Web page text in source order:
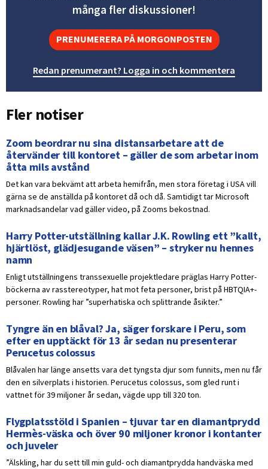
många fler diskussioner!
PRENUMERERA PÅ MORGONPOSTEN
Redan prenumerant? Logga in och kommentera
Fler notiser
Zoom beordrar nu sina distansarbetare att de
återvänder till kontoret – gäller de som arbetar inom
åtta mils avstånd
Det kan vara bekvämt att arbeta hemifrån, men stora företag i USA vill
gärna se de anställda på kontoret då och då. Samtidigt tar Microsoft
marknadsandelar vad gäller video, på Zooms bekostnad.
Harry Potter-utställning kallar J.K. Rowling ett ”kallt,
hjärtlöst, glädjesugande väsen” – stryker nu hennes
namn
Enligt utställningens transsexuelle projektledare präglas Harry Potter-
böckerna av rasstereotyper, hat mot feta personer, brist på HBTQIA+-
personer. Rowling har ”superhatiska och splittrande åsikter.”
Tyngre än en blåval? Ja, säger forskare i Peru, som
efter en upptäckt för 13 år sedan nu presenterar
Perucetus colossus
Blåvalen har länge ansetts vara det tyngsta djur som funnits, men nu får
den en silverplats i historien. Perucetus colossus, som gled runt i
vattnet för 39 miljoner år sedan, vägde upp till 320 ton.
Flygplatsstöld i Spanien – tjuvar tar en diamantprydd
Hermès-väska och över 90 miljoner kronor i kontanter
och juveler
”Älskling, har du sett till min guld- och diamantprydda handväska med